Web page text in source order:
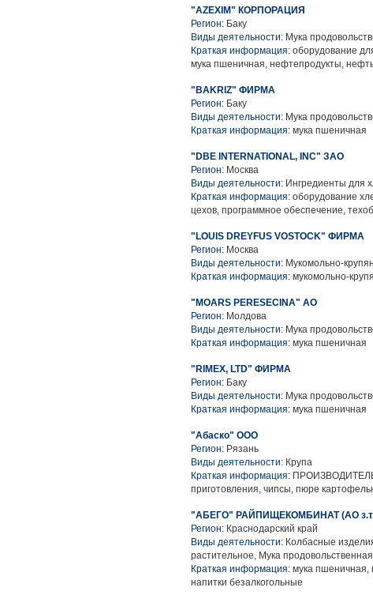
"AZEXIM" КОРПОРАЦИЯ
Регион: Баку
Виды деятельности: Мука
Краткая информация: оборудование
мука пшеничная, нефтепродукты,
"BAKRIZ" ФИРМА
Регион: Баку
Виды деятельности: Мука
Краткая информация: мука пшеничная
"DBE INTERNATIONAL, INC" ЗАО
Регион: Москва
Виды деятельности: Ингредиенты для
Краткая информация: оборудование
цехов, программное обеспечение,
"LOUIS DREYFUS VOSTOCK" ФИРМА
Регион: Москва
Виды деятельности: Мукомольно-
Краткая информация: мукомольно-
"MOARS PERESECINA" АО
Регион: Молдова
Виды деятельности: Мука
Краткая информация: мука пшеничная
"RIMEX, LTD" ФИРМА
Регион: Баку
Виды деятельности: Мука
Краткая информация: мука пшеничная
"Абаско" ООО
Регион: Рязань
Виды деятельности: Крупа
Краткая информация:
приготовления, чипсы, пюре
"АБЕГО" РАЙПИЩЕКОМБИНАТ (АО
Регион: Краснодарский край
Виды деятельности: Колбасные
растительное, Мука продовольственная
Краткая информация: мука пшеничная,
напитки безалкогольные